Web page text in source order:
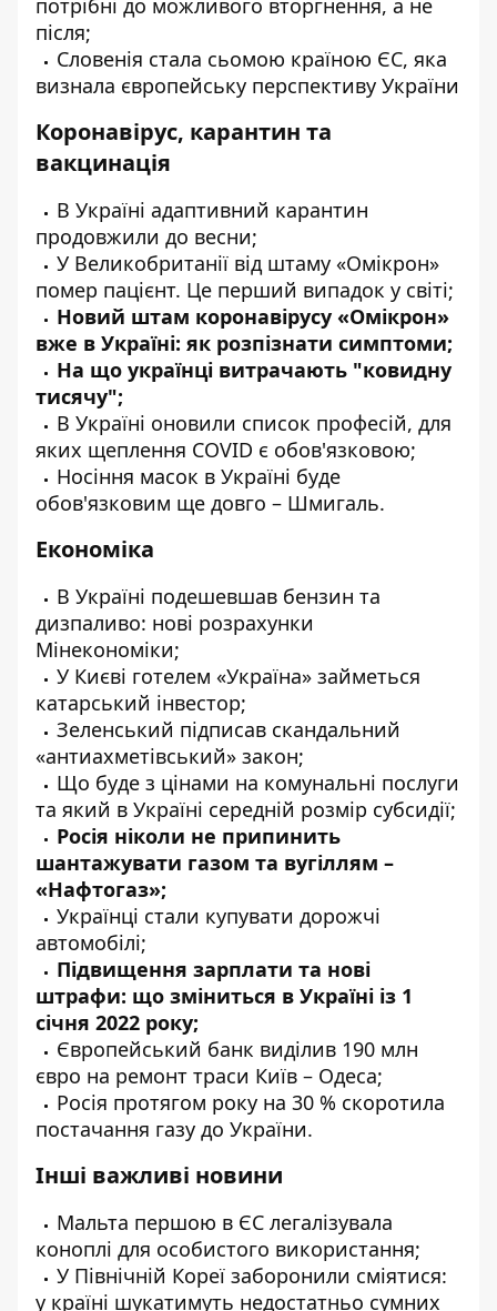
потрібні до можливого вторгнення, а не
після;
Словенія стала сьомою країною ЄС, яка
визнала європейську перспективу України
Коронавірус, карантин та
вакцинація
В Україні адаптивний карантин
продовжили до весни;
У Великобританії від штаму «Омікрон»
помер пацієнт. Це перший випадок у світі;
Новий штам коронавірусу «Омікрон»
вже в Україні: як розпізнати симптоми;
На що українці витрачають "ковидну
тисячу";
В Україні оновили список професій, для
яких щеплення COVID є обов'язковою;
Носіння масок в Україні буде
обов'язковим ще довго – Шмигаль.
Економіка
В Україні подешевшав бензин та
дизпаливо: нові розрахунки
Мінекономіки;
У Києві готелем «Україна» займеться
катарський інвестор;
Зеленський підписав скандальний
«антиахметівський» закон;
Що буде з цінами на комунальні послуги
та який в Україні середній розмір субсидії;
Росія ніколи не припинить
шантажувати газом та вугіллям –
«Нафтогаз»;
Українці стали купувати дорожчі
автомобілі;
Підвищення зарплати та нові
штрафи: що зміниться в Україні із 1
січня 2022 року;
Європейський банк виділив 190 млн
євро на ремонт траси Київ – Одеса;
Росія протягом року на 30 % скоротила
постачання газу до України.
Інші важливі новини
Мальта першою в ЄС легалізувала
коноплі для особистого використання;
У Північній Кореї заборонили сміятися:
у країні шукатимуть недостатньо сумних